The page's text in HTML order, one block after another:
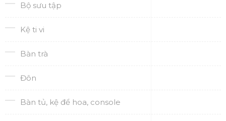
Bộ sưu tập
Kệ ti vi
Bàn trà
Đôn
Bàn tủ, kệ để hoa, console